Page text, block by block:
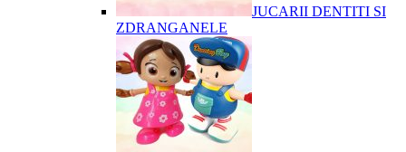
JUCARII DENTITI SI
ZDRANGANELE